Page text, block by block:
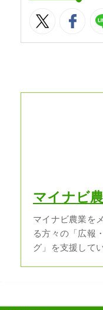
マイナビ
マイナビ農業を
る方々の「広報
グ」を支援して